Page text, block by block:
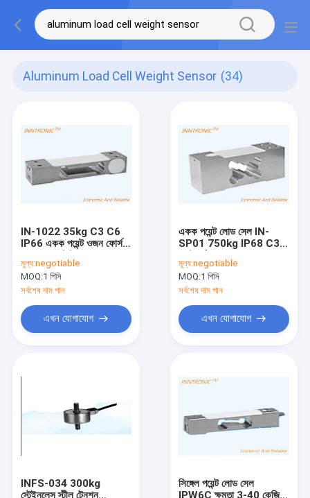
Aluminum Load Cell Weight Sensor (34)
IN-1022 35kg C3 C6
IP66 একক পয়েন্ট ওজন ফোর্স
IP66 গণনা স্কেল জন্য
মূল্য:negotiable
MOQ:1 পিসি
সর্বশেষ দাম পান
এখন যোগাযোগ
একক পয়েন্ট লোড সেল IN-
SP01 750kg IP68 C3
অ্যালুমিনিয়াম ওজন শক্তি সেন্সর
2.0 ± 10%mV/V
মূল্য:negotiable
MOQ:1 পিসি
সর্বশেষ দাম পান
এখন যোগাযোগ
INFS-034 300kg
স্টেইনলেস স্টীল টেনশন
সিঙ্গেল পয়েন্ট লোড সেল
IPW6C ক্ষমতা 3-40 কেজি